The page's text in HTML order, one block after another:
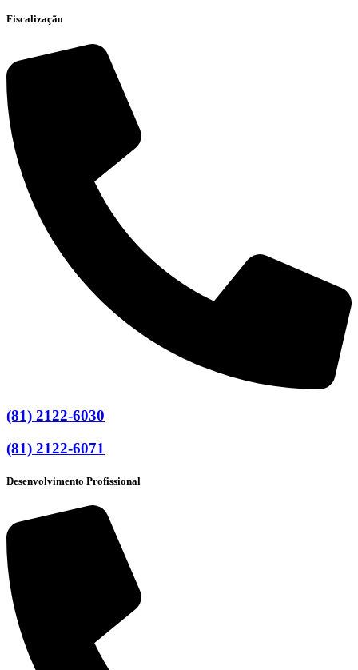
Fiscalização
(81) 2122-6030
(81) 2122-6071
Desenvolvimento Profissional